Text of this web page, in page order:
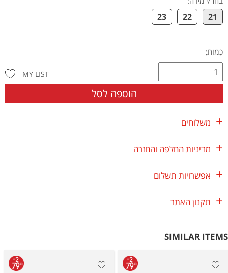
21
22
23
כמות:
הוספה לסל
MY LIST
משלוחים
מדיניות החלפה והחזרה
אפשרויות תשלום
תקנון האתר
SIMILAR ITEMS